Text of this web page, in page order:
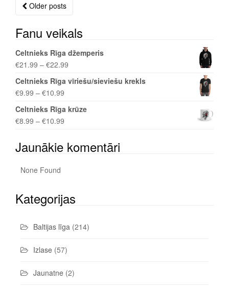
Posts
navigation
Older posts
Fanu veikals
Celtnieks Rīga džemperis
€21.99 – €22.99
Celtnieks Rīga vīriešu/sieviešu krekls
€9.99 – €10.99
Celtnieks Rīga krūze
€8.99 – €10.99
Jaunākie komentāri
None Found
Kategorijas
Baltijas līga (214)
Izlase (57)
Jaunatne (2)